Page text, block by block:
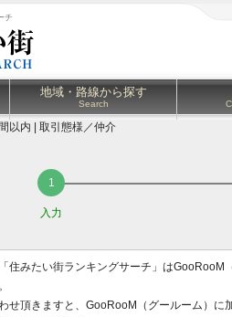
チ
地域・路線から探す
Search
以内 | 取引態様／仲介
入力
住みたい街ランキングサーチ」は
せ頂きますと、GooRooM（グールーム）